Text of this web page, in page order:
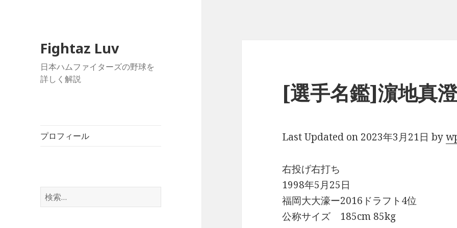
Fightaz Luv
日本ハムファイターズの野球を
詳しく解説
プロフィール
検
索:
[選手名鑑]濵地真
Last Updated on 2023年3月21日 by
右投げ右打ち
1998年5月25日
福岡大大濠ー2016ドラフト4位
公称サイズ 185cm 85kg